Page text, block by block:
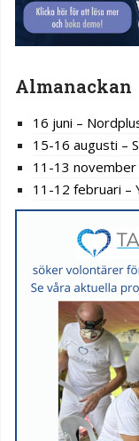
Almanackan
16 juni –
15-16 augusti –
11-13
11-12 februari –